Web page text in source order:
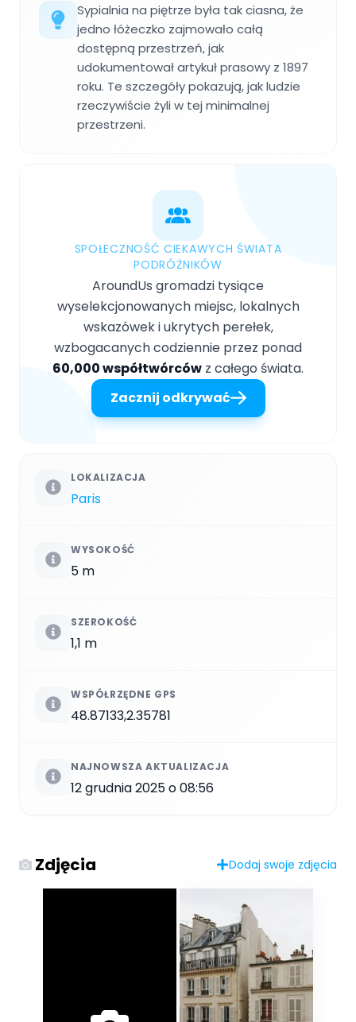
Sypialnia na piętrze była tak ciasna, że
jedno łóżeczko zajmowało całą
dostępną przestrzeń, jak
udokumentował artykuł prasowy z 1897
roku. Te szczegóły pokazują, jak ludzie
rzeczywiście żyli w tej minimalnej
przestrzeni.
SPOŁECZNOŚĆ CIEKAWYCH ŚWIATA
PODRÓŻNIKÓW
AroundUs gromadzi tysiące
wyselekcjonowanych miejsc, lokalnych
wskazówek i ukrytych perełek,
wzbogacanych codziennie przez ponad
60,000 współtwórców z całego świata.
Zacznij odkrywać
LOKALIZACJA
Paris
WYSOKOŚĆ
5 m
SZEROKOŚĆ
1,1 m
WSPÓŁRZĘDNE GPS
48.87133,2.35781
NAJNOWSZA AKTUALIZACJA
12 grudnia 2025 o 08:56
Zdjęcia Dodaj swoje zdjęcia